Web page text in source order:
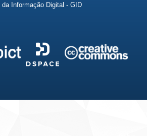
Informação Digital - GID